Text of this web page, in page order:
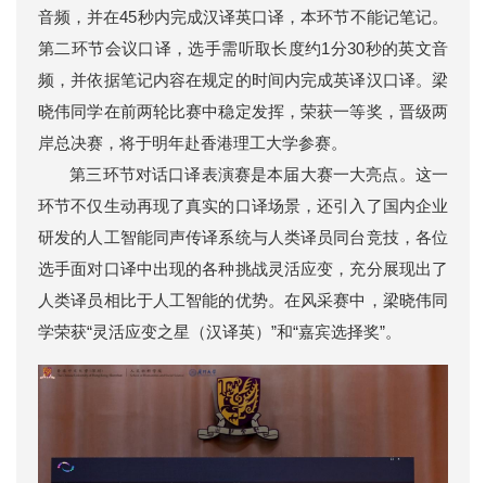
音频，并在45秒内完成汉译英口译，本环节不能记笔记。
第二环节会议口译，选手需听取长度约1分30秒的英文音
频，并依据笔记内容在规定的时间内完成英译汉口译。梁
晓伟同学在前两轮比赛中稳定发挥，荣获一等奖，晋级两
岸总决赛，将于明年赴香港理工大学参赛。
第三环节对话口译表演赛是本届大赛一大亮点。这一
环节不仅生动再现了真实的口译场景，还引入了国内企业
研发的人工智能同声传译系统与人类译员同台竞技，各位
选手面对口译中出现的各种挑战灵活应变，充分展现出了
人类译员相比于人工智能的优势。在风采赛中，梁晓伟同
学荣获“灵活应变之星（汉译英）”和“嘉宾选择奖”。